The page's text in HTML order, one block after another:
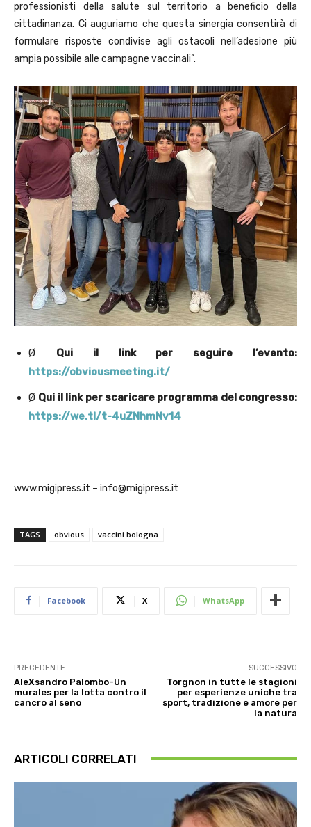
professionisti della salute sul territorio a beneficio della
cittadinanza. Ci auguriamo che questa sinergia consentirà di
formulare risposte condivise agli ostacoli nell’adesione più
ampia possibile alle campagne vaccinali”.
Ø Qui il link per seguire l’evento:
https://obviousmeeting.it/
Ø Qui il link per scaricare programma del congresso:
https://we.tl/t-4uZNhmNv14
www.migipress.it – info@migipress.it
TAGS obvious vaccini bologna
Facebook X WhatsApp
PRECEDENTE
AleXsandro Palombo-Un
murales per la lotta contro il
cancro al seno
SUCCESSIVO
Torgnon in tutte le stagioni
per esperienze uniche tra
sport, tradizione e amore per
la natura
ARTICOLI CORRELATI